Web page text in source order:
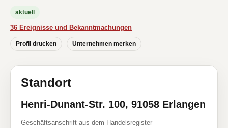
aktuell
36 Ereignisse und Bekanntmachungen
Profil drucken Unternehmen merken
Standort
Henri-Dunant-Str. 100, 91058 Erlangen
Geschäftsanschrift aus dem Handelsregister